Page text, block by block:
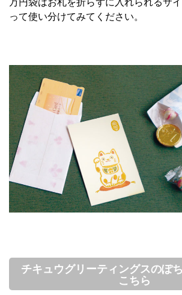
って使い分けてみてください。
チキュウグリーティングスのぽ
こちら